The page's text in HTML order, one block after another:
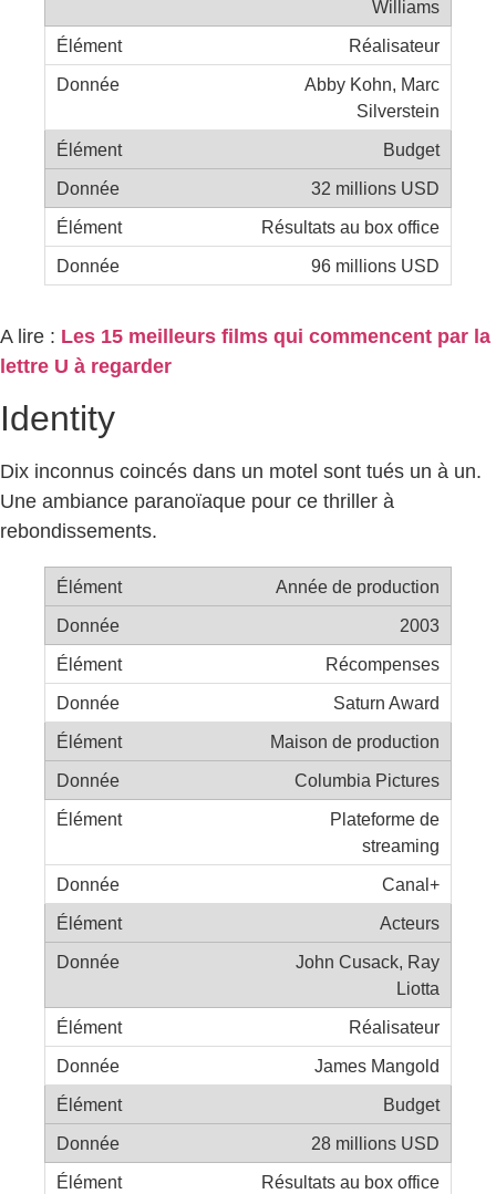
Williams
Réalisateur
Abby Kohn, Marc
Silverstein
Budget
32 millions USD
Résultats au box office
96 millions USD
A lire : Les 15 meilleurs films qui commencent par la
lettre U à regarder
Identity
Dix inconnus coincés dans un motel sont tués un à un.
Une ambiance paranoïaque pour ce thriller à
rebondissements.
Année de production
2003
Récompenses
Saturn Award
Maison de production
Columbia Pictures
Plateforme de
streaming
Canal+
Acteurs
John Cusack, Ray
Liotta
Réalisateur
James Mangold
Budget
28 millions USD
Résultats au box office